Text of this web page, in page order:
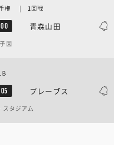
青森山田
手権 | 1回戦
園
ブレーブス
スタジアム